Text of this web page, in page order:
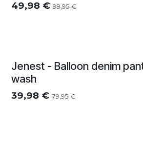
49,98 € 99,95€
Jenest - Balloon denim
wash
39,98 € 79,95€